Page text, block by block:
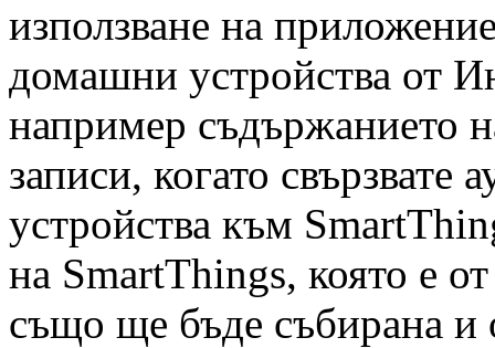
използване на
домашни устройства от
например съдържанието
записи, когато свързвате
устройства към
на SmartThings, която е
също ще бъде събирана и